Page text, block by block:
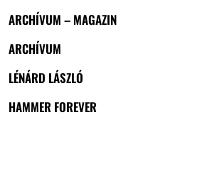
ARCHÍVUM – MAGAZIN
ARCHÍVUM
LÉNÁRD LÁSZLÓ
HAMMER FOREVER